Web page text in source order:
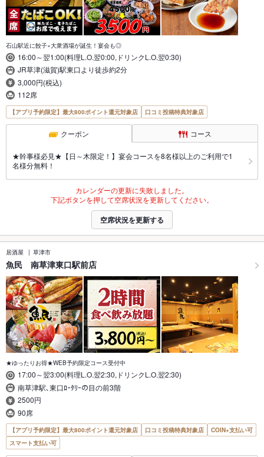
石山駅近に餃子×大衆酒場が誕生！宴会も◎
16:00～翌1:00(料理L.O.翌0:00,ドリンクL.O.翌0:30)
JR草津(滋賀)駅東口より徒歩約2分
3,000円(税込)
112席
【アプリ予約限定】最大800ポイント還元対象店 口コミ投稿特典対象店
クーポン コース
★幹事様必見★【日～木限定！】宴会コースを8名様以上のご利用で1
名様分無料！
カレンダーの更新に失敗しました。
下記ボタンを押して空席状況を更新してください。
空席状況を更新する
居酒屋 草津市
魚民 南草津東口駅前店
★ゆったりお得★WEB予約限定コース受付中
17:00～翌3:00(料理L.O.翌2:30,ドリンクL.O.翌2:30)
南草津駅､東口ﾛｰﾀﾘｰの目の前3階
2500円
90席
【アプリ予約限定】最大800ポイント還元対象店 口コミ投稿特典対象店
COIN+支払い可
スマート支払い可